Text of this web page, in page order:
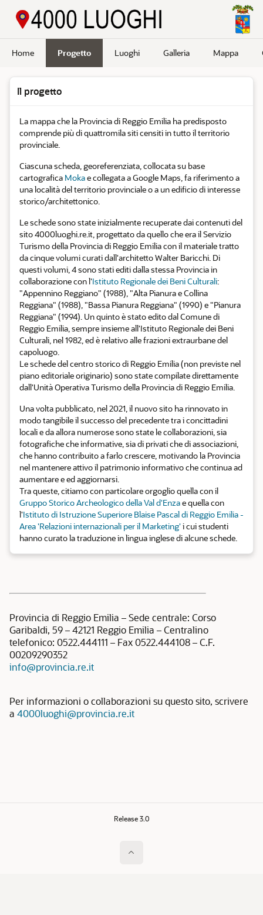
Home Progetto Luoghi Galleria Mappa
Il progetto
La mappa che la Provincia di Reggio Emilia ha predisposto
comprende più di quattromila siti censiti in tutto il territorio
provinciale.
Ciascuna scheda, georeferenziata, collocata su base
cartografica Mokae collegata a Google Maps, fa riferimento a
una località del territorio provinciale o a un edificio di interesse
storico/architettonico.
Le schede sono state inizialmente recuperate dai contenuti del
sito 4000luoghi.re.it, progettato da quello che era il Servizio
Turismo della Provincia di Reggio Emilia con il materiale tratto
da cinque volumi curati dall'architetto Walter Baricchi. Di
questi volumi, 4 sono stati editi dalla stessa Provincia in
collaborazione con l'Istituto Regionale dei Beni Culturali:
"Appennino Reggiano" (1988), "Alta Pianura e Collina
Reggiana" (1988), "Bassa Pianura Reggiana" (1990) e "Pianura
Reggiana" (1994). Un quinto è stato edito dal Comune di
Reggio Emilia, sempre insieme all'Istituto Regionale dei Beni
Culturali, nel 1982, ed è relativo alle frazioni extraurbane del
capoluogo.
Le schede del centro storico di Reggio Emilia (non previste nel
piano editoriale originario) sono state compilate direttamente
dall'Unità Operativa Turismo della Provincia di Reggio Emilia.
Una volta pubblicato, nel 2021, il nuovo sito ha rinnovato in
modo tangibile il successo del precedente tra i concittadini
locali e da allora numerose sono state le collaborazioni, sia
fotografiche che informative, sia di privati che di associazioni,
che hanno contribuito a farlo crescere, motivando la Provincia
nel mantenere attivo il patrimonio informativo che continua ad
aumentare e ed aggiornarsi.
Tra queste, citiamo con particolare orgoglio quella con il
Gruppo Storico Archeologico della Val d'Enzae quella con
l'Istituto di Istruzione Superiore Blaise Pascal di Reggio Emilia -
Area 'Relazioni internazionali per il Marketing'i cui studenti
hanno curato la traduzione in lingua inglese di alcune schede.
Provincia di Reggio Emilia – Sede centrale: Corso
Garibaldi, 59 – 42121 Reggio Emilia – Centralino
telefonico: 0522.444111 – Fax 0522.444108 – C.F.
00209290352
info@provincia.re.it
Per informazioni o collaborazioni su questo sito, scrivere
a 4000luoghi@provincia.re.it
Release 3.0